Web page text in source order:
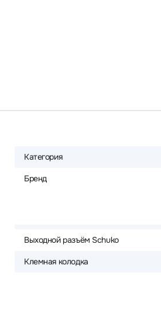
Категория
Бренд
Выходной разъём Schuko
Клемная колодка